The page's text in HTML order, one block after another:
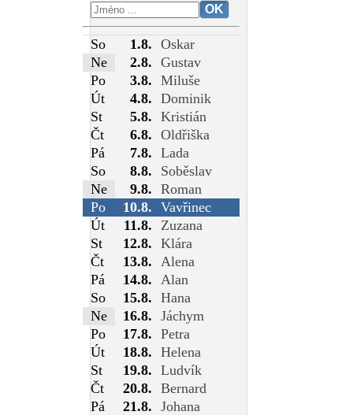
So 1.8. Oskar
Ne
2.8. Gustav
Po
3.8. Miluše
Út
4.8. Dominik
St
5.8. Kristián
Čt
6.8. Oldřiška
Pá
7.8. Lada
So
8.8.
Soběslav
Ne
9.8. Roman
Po
10.8. Vavřinec
Út
11.8.
Zuzana
St
12.8. Klára
Čt
13.8.
Alena
Pá
14.8.
Alan
So
15.8. Hana
Ne
16.8. Jáchym
Po
17.8. Petra
Út
18.8. Helena
St
19.8. Ludvík
Čt
20.8. Bernard
Pá
21.8. Johana